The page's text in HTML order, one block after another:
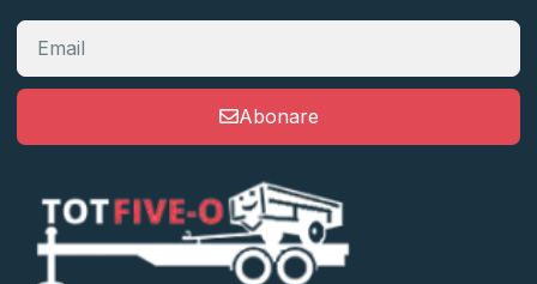
Abonare